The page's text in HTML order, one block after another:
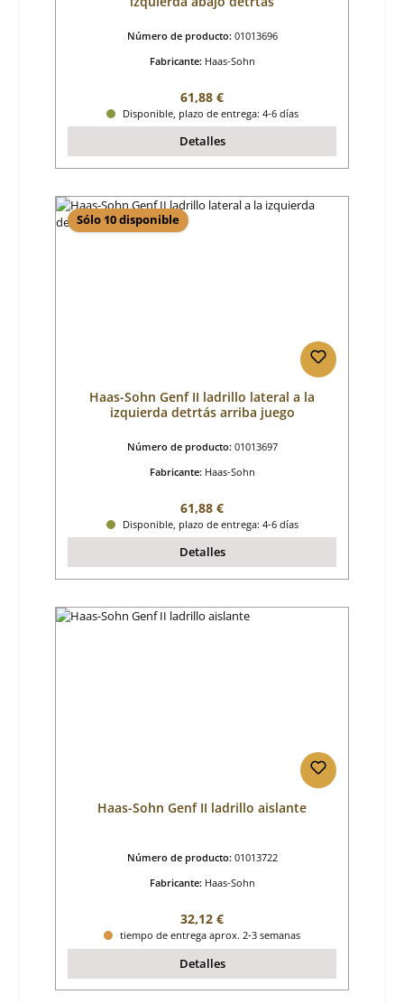
Número de producto: 01013696
Fabricante: Haas-Sohn
Precio normal:
61,88 €
Disponible, plazo de entrega: 4-6 días
Detalles
Sólo 10 disponible
Haas-Sohn Genf II ladrillo lateral a la
izquierda detrtás arriba juego
Número de producto: 01013697
Fabricante: Haas-Sohn
Precio normal:
61,88 €
Disponible, plazo de entrega: 4-6 días
Detalles
Haas-Sohn Genf II ladrillo aislante
Número de producto: 01013722
Fabricante: Haas-Sohn
Precio normal:
32,12 €
tiempo de entrega aprox. 2-3 semanas
Detalles